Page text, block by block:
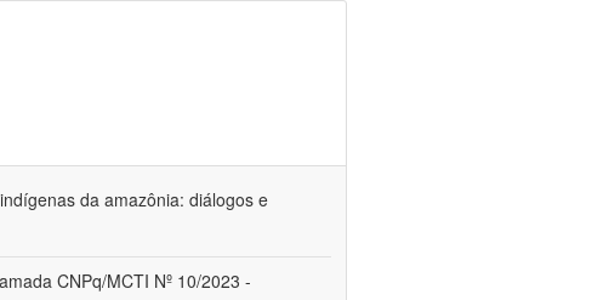
da amazônia: diálogos e
CNPq/MCTI Nº 10/2023 -